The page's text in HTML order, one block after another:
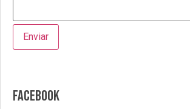
Facebook